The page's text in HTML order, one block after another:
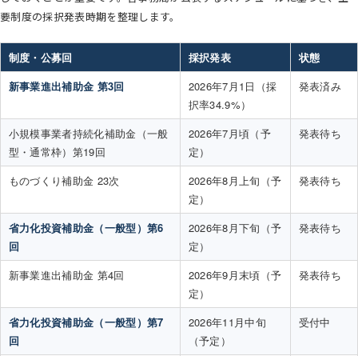
要制度の採択発表時期を整理します。
制度・公募回 採択発表
状態
新事業進出補助金 第3回
2026年7月1日（採
択率34.9%）
発表済み
小規模事業者持続化補助金（一般
型・通常枠）第19回
2026年7月頃（予
定）
発表待ち
ものづくり補助金 23次
2026年8月上旬（予
定）
発表待ち
省力化投資補助金（一般型）第6
回
2026年8月下旬（予
定）
発表待ち
新事業進出補助金 第4回
2026年9月末頃（予
定）
発表待ち
省力化投資補助金（一般型）第7
回
2026年11月中旬
（予定）
受付中